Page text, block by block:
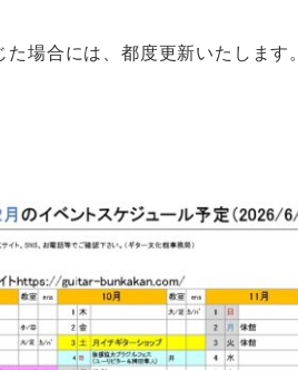
場合には、都度更新いたします。